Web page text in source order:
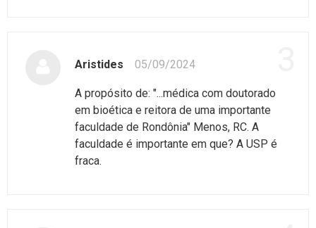
Aristides 05/09/2024
A propósito de: "...médica com doutorado
em bioética e reitora de uma importante
faculdade de Rondônia" Menos, RC. A
faculdade é importante em que? A USP é
fraca.